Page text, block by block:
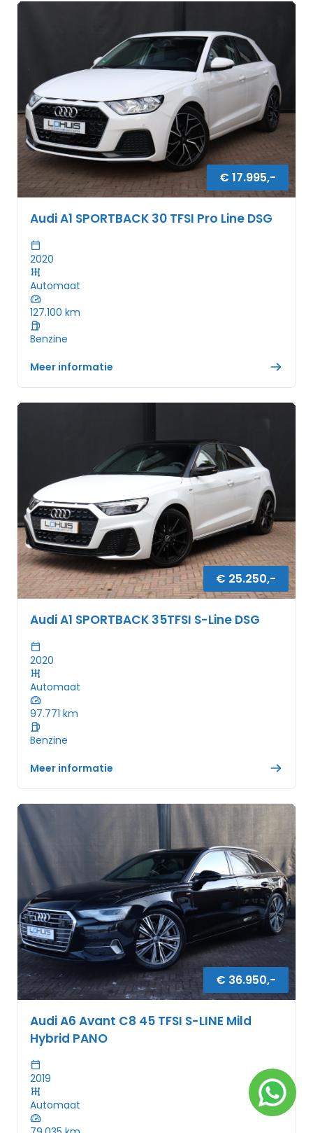
€17.995,-
Audi A1 SPORTBACK 30 TFSI Pro Line DSG
2020
Automaat
127.100 km
Benzine
Meer informatie
€ 25.250,-
Audi A1 SPORTBACK 35TFSI S-Line DSG
2020
Automaat
97.771 km
Benzine
Meer informatie
€ 36.950,-
Audi A6 Avant C8 45 TFSI S-LINE Mild
Hybrid PANO
2019
Automaat